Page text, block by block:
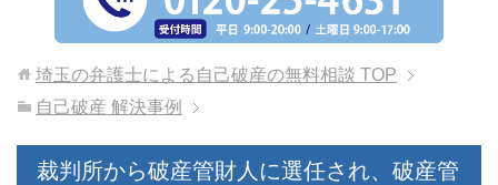
埼玉の弁護士による自己破産の無料相談 TOP
自己破産 解決事例
裁判所から破産管財人に選任され、破産管